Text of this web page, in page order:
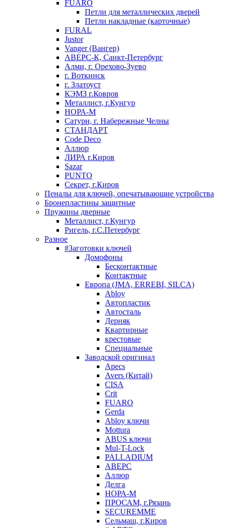
FUARO
Петли для металлических дверей
Петли накладные (карточные)
FURAL
Justor
Vanger (Вангер)
АВЕРС-К, Санкт-Петербург
Алми, г. Орехово-Зуево
г. Воткинск
г. Златоуст
КЭМЗ г.Ковров
Металлист, г.Кунгур
НОРА-М
Сатурн, г. Набережные Челны
СТАНДАРТ
Code Deco
Аллюр
ЛИРА г.Киров
Sazar
PUNTO
Секрет, г.Киров
Пеналы для ключей, опечатывающие устройства
Бронепластины защитные
Пружины дверные
Металлист, г.Кунгур
Ригель, г.С.Петербург
Разное
#Заготовки ключей
Домофоны
Бесконтактные
Контактные
Европа (JMA, ERREBI, SILCA)
Abloy
Автопластик
Автосталь
Дерняк
Квартирные
крестовые
Специальные
Заводской оригинал
Apecs
Avers (Китай)
CISA
Crit
FUARO
Gerda
Abloy ключи
Mottura
ABUS ключи
Mul-T-Lock
PALLADIUM
АВЕРС
Аллюр
Делга
НОРА-М
ПРОСАМ, г.Рязань
SECUREMME
Сельмаш, г.Киров